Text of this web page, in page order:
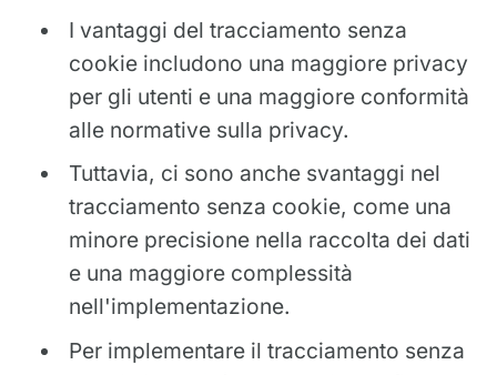
I vantaggi del tracciamento senza
cookie includono una maggiore privacy
per gli utenti e una maggiore conformità
alle normative sulla privacy.
Tuttavia, ci sono anche svantaggi nel
tracciamento senza cookie, come una
minore precisione nella raccolta dei dati
e una maggiore complessità
nell'implementazione.
Per implementare il tracciamento senza